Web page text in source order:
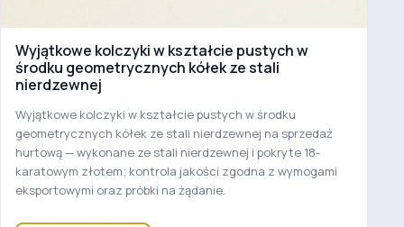
Wyjątkowe kolczyki w kształcie pustych w
środku geometrycznych kółek ze stali
nierdzewnej
Wyjątkowe kolczyki w kształcie pustych w środku
geometrycznych kółek ze stali nierdzewnej na sprzedaż
hurtową — wykonane ze stali nierdzewnej i pokryte 18-
karatowym złotem; kontrola jakości zgodna z wymogami
eksportowymi oraz próbki na żądanie.